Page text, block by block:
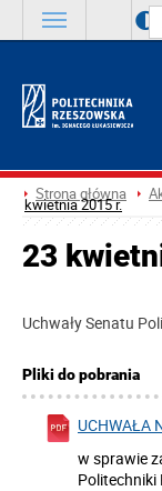
Strona główna
kwietnia 2015 r.
23
Uchwały Senatu
Pliki do pobrania
UCHWAŁA
w sprawie
Politechniki